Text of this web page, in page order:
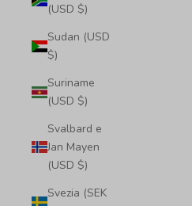
(USD $)
Sudan (USD
$)
Suriname
(USD $)
Svalbard e
Jan Mayen
(USD $)
Svezia (SEK